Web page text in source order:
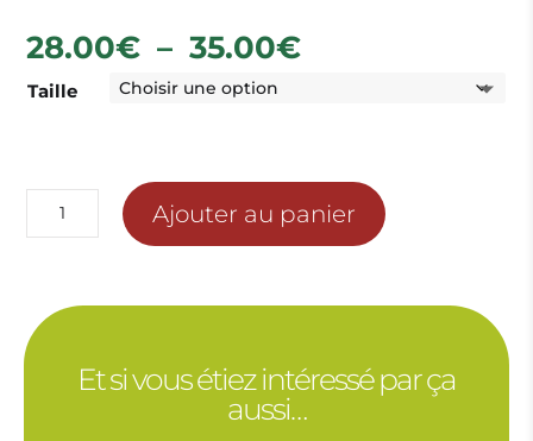
28.00€ – 35.00€Plage
35.00€
Taille
quantité
de
CLASSIQUE
THEME
HIVER
Ajouter au panier
Et si vous étiez intéressé par ça
aussi…